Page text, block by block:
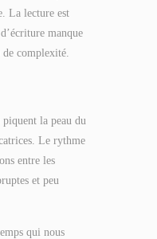
La lecture est
manque
complexité.
la peau du
Le rythme
entre les
et peu
qui nous